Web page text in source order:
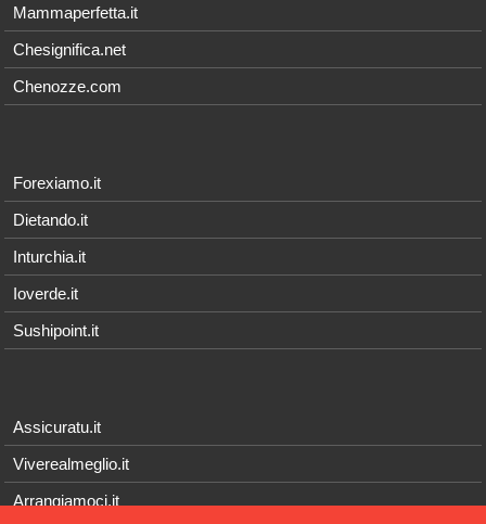
Mammaperfetta.it
Chesignifica.net
Chenozze.com
Forexiamo.it
Dietando.it
Inturchia.it
Ioverde.it
Sushipoint.it
Assicuratu.it
Viverealmeglio.it
Arrangiamoci.it